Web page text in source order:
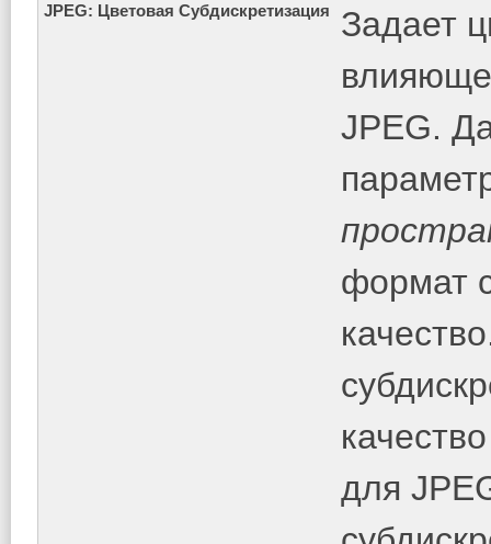
JPEG: Цветовая Субдискретизация
Задает
JPEG.
формат
для